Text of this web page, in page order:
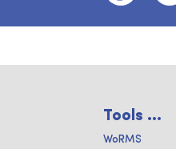
Tools ...
WoRMS